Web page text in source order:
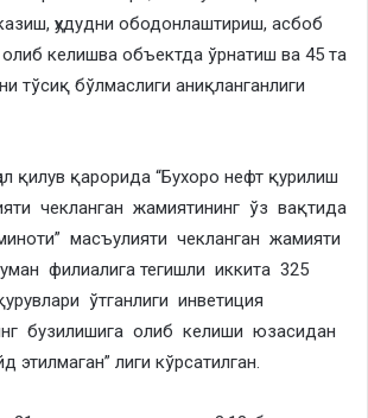
ҳудудни ободонлаштириш, асбоб
келишва объектда ўрнатиш ва 45 та
тўсиқ бўлмаслиги аниқланганлиги
қилув қарорида “Бухоро нефт қурилиш
чекланган жамиятининг ўз вақтида
масъулияти чекланган жамияти
филиалига тегишли иккита 325
ўтганлиги инветиция
бузилишига олиб келиши юзасидан
этилмаган” лиги кўрсатилган.